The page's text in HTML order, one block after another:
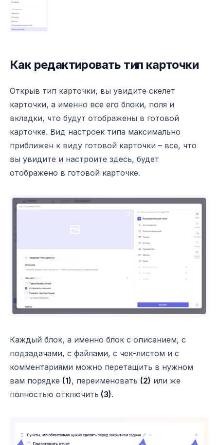
Как редактировать тип карточки
Открыв тип карточки, вы увидите скелет
карточки, а именно все его блоки, поля и
вкладки, что будут отображены в готовой
карточке. Вид настроек типа максимально
приближен к виду готовой карточки – все, что
вы увидите и настроите здесь, будет
отображено в готовой карточке.
Каждый блок, а именно блок с описанием, с
подзадачами, с файлами, с чек-листом и с
комментариями можно перетащить в нужном
вам порядке (1), переименовать (2) или же
полностью отключить (3).